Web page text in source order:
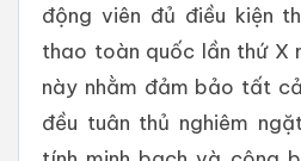
động viên đủ điều kiện
thao toàn quốc lần thứ X
này nhằm đảm bảo tất
đều tuân thủ nghiêm